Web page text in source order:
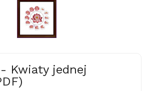
Kwiaty jednej